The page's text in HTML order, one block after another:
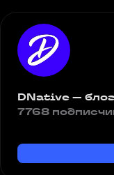
DNative —
7768